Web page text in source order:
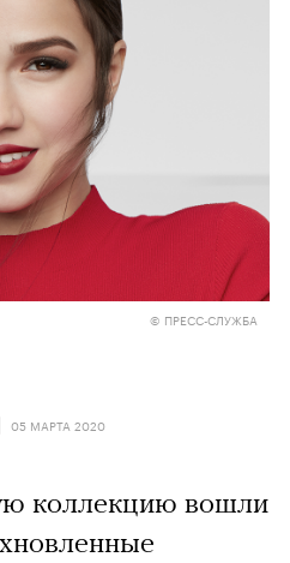
© ПРЕСС-СЛУЖБА
05 МАРТА 2020
коллекцию вошли